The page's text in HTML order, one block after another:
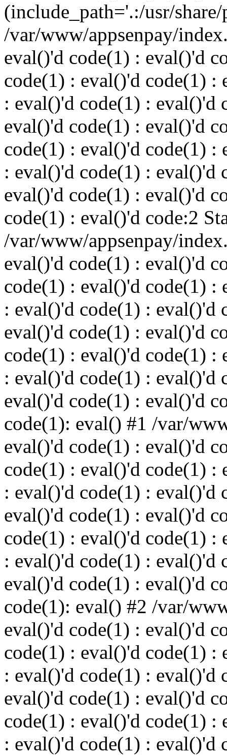
(include_path='.:/usr/
/var/www/appsenpay/
eval()'d code(1) : eval()'d
code(1) : eval()'d code(1) :
: eval()'d code(1) : eval()'d
eval()'d code(1) : eval()'d
code(1) : eval()'d code(1) :
: eval()'d code(1) : eval()'d
eval()'d code(1) : eval()'d
code(1) : eval()'d code:2
/var/www/appsenpay/
eval()'d code(1) : eval()'d
code(1) : eval()'d code(1) :
: eval()'d code(1) : eval()'d
eval()'d code(1) : eval()'d
code(1) : eval()'d code(1) :
: eval()'d code(1) : eval()'d
eval()'d code(1) : eval()'d
code(1): eval() #1 /var/
eval()'d code(1) : eval()'d
code(1) : eval()'d code(1) :
: eval()'d code(1) : eval()'d
eval()'d code(1) : eval()'d
code(1) : eval()'d code(1) :
: eval()'d code(1) : eval()'d
eval()'d code(1) : eval()'d
code(1): eval() #2 /var/
eval()'d code(1) : eval()'d
code(1) : eval()'d code(1) :
: eval()'d code(1) : eval()'d
eval()'d code(1) : eval()'d
code(1) : eval()'d code(1) :
: eval()'d code(1) : eval()'d